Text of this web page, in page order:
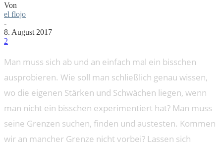
Von
el flojo
-
8. August 2017
2
Man muss sich ab und an einfach mal ein bisschen
ausprobieren. Wie soll man schließlich genau wissen,
wo die eigenen Stärken und Schwächen liegen, wenn
man nicht ein bisschen experimentiert hat? Man muss
seine Grenzen suchen, finden und austesten. Kommen
wir an mancher Grenze nicht vorbei? Lassen sich